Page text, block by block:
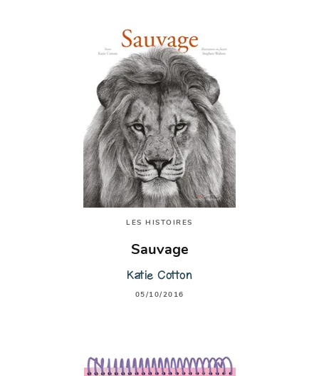
LES HISTOIRES
Sauvage
Katie Cotton
05/10/2016